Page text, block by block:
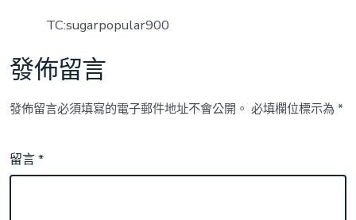
TC:sugarpopular900
發佈留言
發佈留言必須填寫的電子郵件地址不會公開。 必填欄位標示為*
留言*